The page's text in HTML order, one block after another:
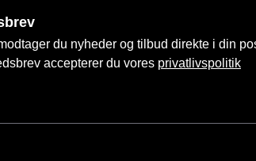
du nyheder og tilbud direkte i din
accepterer du vores privatlivspolitik